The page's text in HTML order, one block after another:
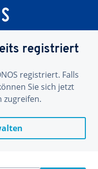
registriert
registriert. Falls
Sie sich jetzt
zugreifen.